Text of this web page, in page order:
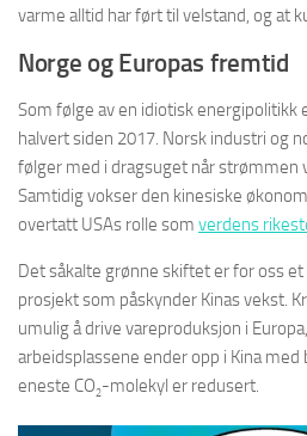
varme alltid har ført til velstand, og at
Norge og Europas fremtid
Som følge av en idiotisk energipolitikk
halvert siden 2017. Norsk industri og
følger med i dragsuget når strømmen
Samtidig vokser den kinesiske
overtatt USAs rolle som verdens
Det såkalte grønne skiftet er for oss
prosjekt som påskynder Kinas vekst.
umulig å drive vareproduksjon i
arbeidsplassene ender opp i Kina
eneste CO2-molekyl er redusert.